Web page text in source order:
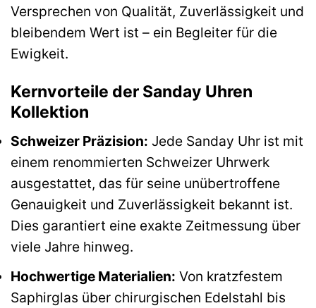
Versprechen von Qualität, Zuverlässigkeit und
bleibendem Wert ist – ein Begleiter für die
Ewigkeit.
Kernvorteile der Sanday Uhren
Kollektion
Schweizer Präzision: Jede Sanday Uhr ist mit
einem renommierten Schweizer Uhrwerk
ausgestattet, das für seine unübertroffene
Genauigkeit und Zuverlässigkeit bekannt ist.
Dies garantiert eine exakte Zeitmessung über
viele Jahre hinweg.
Hochwertige Materialien: Von kratzfestem
Saphirglas über chirurgischen Edelstahl bis